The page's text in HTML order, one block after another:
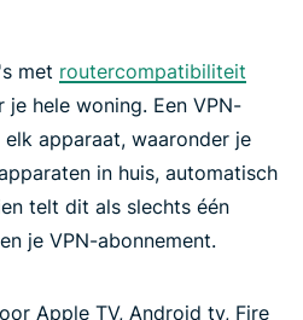
met routercompatibiliteit
hele woning. Een VPN-
apparaat, waaronder je
in huis, automatisch
telt dit als slechts één
je VPN-abonnement.
Apple TV, Android tv, Fire